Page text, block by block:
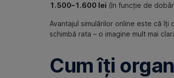
1.500–1.600 lei (în funcție de
Avantajul simulărilor online este că îți
schimbă rata – o imagine mult mai
Cum îți